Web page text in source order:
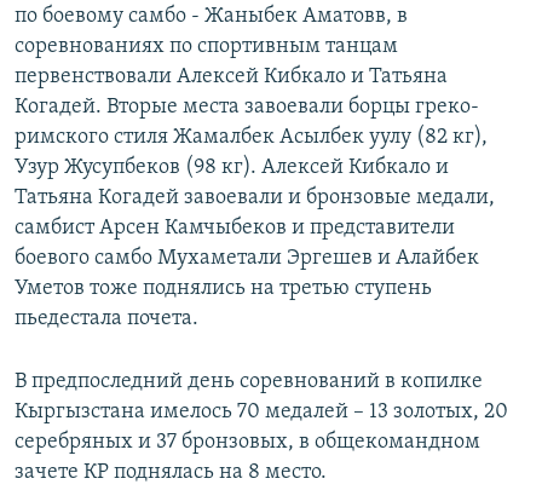
по боевому самбо - Жаныбек Аматовв, в
соревнованиях по спортивным танцам
первенствовали Алексей Кибкало и Татьяна
Когадей. Вторые места завоевали борцы греко-
римского стиля Жамалбек Асылбек уулу (82 кг),
Узур Жусупбеков (98 кг). Алексей Кибкало и
Татьяна Когадей завоевали и бронзовые медали,
самбист Арсен Камчыбеков и представители
боевого самбо Мухаметали Эргешев и Алайбек
Уметов тоже поднялись на третью ступень
пьедестала почета.
В предпоследний день соревнований в копилке
Кыргызстана имелось 70 медалей – 13 золотых, 20
серебряных и 37 бронзовых, в общекомандном
зачете КР поднялась на 8 место.